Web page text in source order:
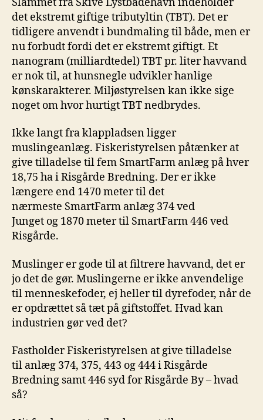
det ekstremt giftige tributyltin (TBT). Det er
tidligere anvendt i bundmaling til både, men er
nu forbudt fordi det er ekstremt giftigt. Et
nanogram (milliardtedel) TBT pr. liter havvand
er nok til, at hunsnegle udvikler hanlige
kønskarakterer. Miljøstyrelsen kan ikke sige
noget om hvor hurtigt TBT nedbrydes.
Ikke langt fra klappladsen ligger
muslingeanlæg. Fiskeristyrelsen påtænker at
give tilladelse til fem SmartFarm anlæg på hver
18,75 ha i Risgårde Bredning. Der er ikke
længere end 1470 meter til det
nærmeste SmartFarm anlæg 374 ved
Junget og 1870 meter til SmartFarm 446 ved
Risgårde.
Muslinger er gode til at filtrere havvand, det er
jo det de gør. Muslingerne er ikke anvendelige
til menneskefoder, ej heller til dyrefoder, når de
er opdrættet så tæt på giftstoffet. Hvad kan
industrien gør ved det?
Fastholder Fiskeristyrelsen at give tilladelse
til anlæg 374, 375, 443 og 444 i Risgårde
Bredning samt 446 syd for Risgårde By – hvad
så?